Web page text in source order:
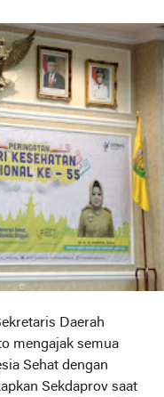
Daerah
mengajak semua
Sehat dengan
Sekdaprov saat